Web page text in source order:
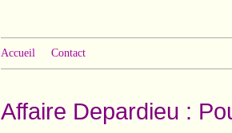
Accueil Contact
Affaire Depardieu :